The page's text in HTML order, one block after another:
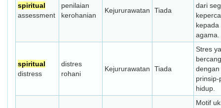
spiritual
assessment
penilaian
kerohanian
Kejururawatan Tiada
dari
kepada
agama.
spiritual
distress
distres
rohani
Kejururawatan Tiada
Stres
dengan
prinsip-
hidup.
Motif